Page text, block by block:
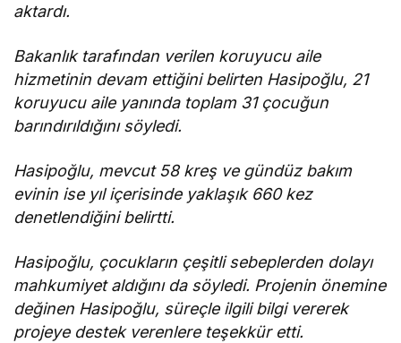
aktardı.
Bakanlık tarafından verilen koruyucu aile
hizmetinin devam ettiğini belirten Hasipoğlu, 21
koruyucu aile yanında toplam 31 çocuğun
barındırıldığını söyledi.
Hasipoğlu, mevcut 58 kreş ve gündüz bakım
evinin ise yıl içerisinde yaklaşık 660 kez
denetlendiğini belirtti.
Hasipoğlu, çocukların çeşitli sebeplerden dolayı
mahkumiyet aldığını da söyledi. Projenin önemine
değinen Hasipoğlu, süreçle ilgili bilgi vererek
projeye destek verenlere teşekkür etti.